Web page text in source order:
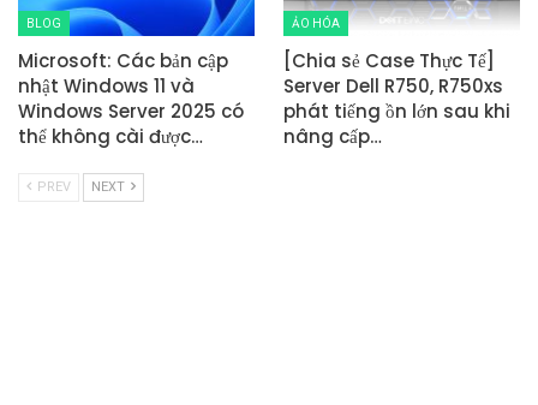
BLOG
Microsoft: Các bản cập
nhật Windows 11 và
Windows Server 2025 có
thể không cài được…
ẢO HÓA
[Chia sẻ Case Thực Tế]
Server Dell R750, R750xs
phát tiếng ồn lớn sau khi
nâng cấp…
PREV NEXT